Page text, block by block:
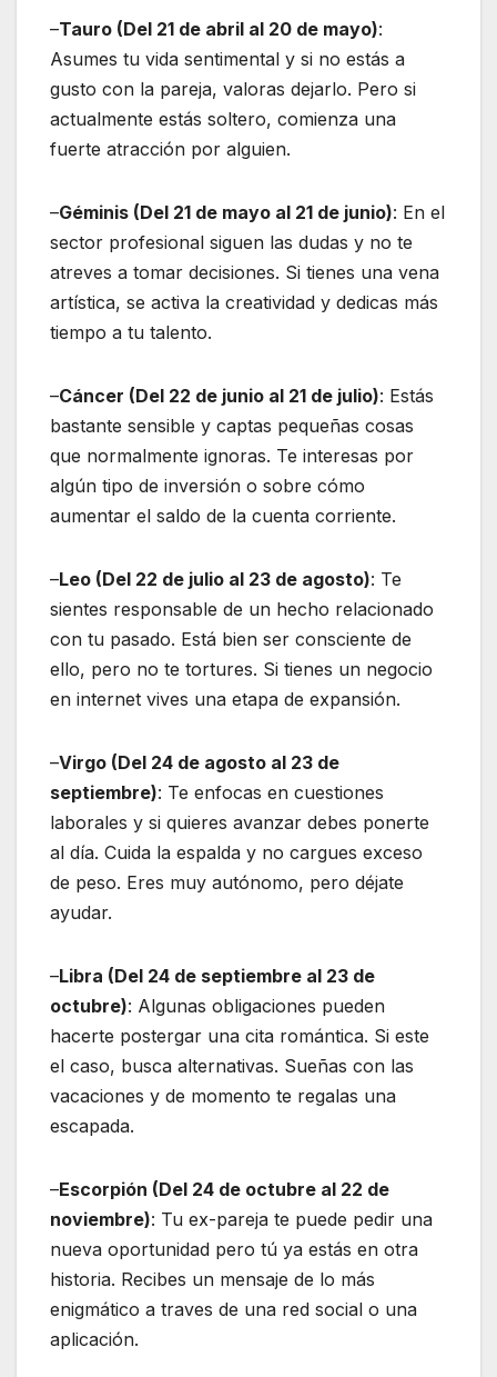
–Tauro (Del 21 de abril al 20 de mayo):
Asumes tu vida sentimental y si no estás a
gusto con la pareja, valoras dejarlo. Pero si
actualmente estás soltero, comienza una
fuerte atracción por alguien.
–Géminis (Del 21 de mayo al 21 de junio): En el
sector profesional siguen las dudas y no te
atreves a tomar decisiones. Si tienes una vena
artística, se activa la creatividad y dedicas más
tiempo a tu talento.
–Cáncer (Del 22 de junio al 21 de julio): Estás
bastante sensible y captas pequeñas cosas
que normalmente ignoras. Te interesas por
algún tipo de inversión o sobre cómo
aumentar el saldo de la cuenta corriente.
–Leo (Del 22 de julio al 23 de agosto): Te
sientes responsable de un hecho relacionado
con tu pasado. Está bien ser consciente de
ello, pero no te tortures. Si tienes un negocio
en internet vives una etapa de expansión.
–Virgo (Del 24 de agosto al 23 de
septiembre): Te enfocas en cuestiones
laborales y si quieres avanzar debes ponerte
al día. Cuida la espalda y no cargues exceso
de peso. Eres muy autónomo, pero déjate
ayudar.
–Libra (Del 24 de septiembre al 23 de
octubre): Algunas obligaciones pueden
hacerte postergar una cita romántica. Si este
el caso, busca alternativas. Sueñas con las
vacaciones y de momento te regalas una
escapada.
–Escorpión (Del 24 de octubre al 22 de
noviembre): Tu ex-pareja te puede pedir una
nueva oportunidad pero tú ya estás en otra
historia. Recibes un mensaje de lo más
enigmático a traves de una red social o una
aplicación.